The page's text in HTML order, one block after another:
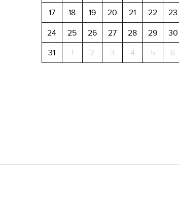
17
18 19 20 21 22
23
24
25 26 27 28 29
30
31
1 2 3 4 5 6